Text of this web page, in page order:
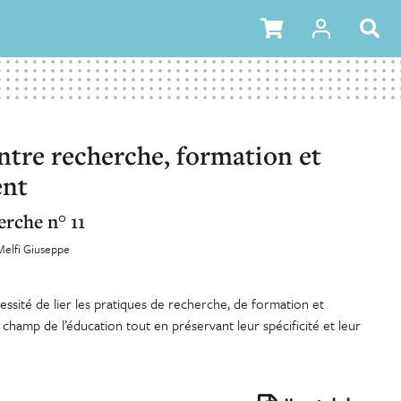
recherche, formation et
n° 11
Giuseppe
de lier les pratiques de recherche, de formation et
champ de l’éducation tout en préservant leur spécificité et leur